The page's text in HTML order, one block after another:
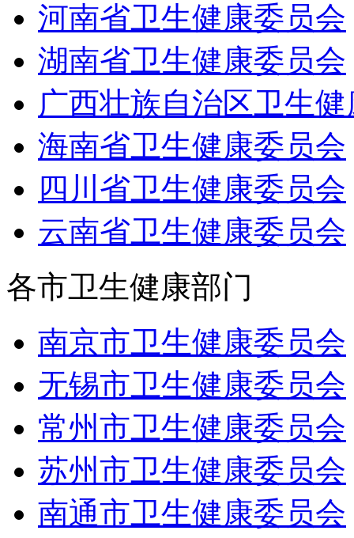
河南省卫生健康委员会
湖南省卫生健康委员会
广西壮族自治区卫生
海南省卫生健康委员会
四川省卫生健康委员会
云南省卫生健康委员会
各市卫生健康部门
南京市卫生健康委员会
无锡市卫生健康委员会
常州市卫生健康委员会
苏州市卫生健康委员会
南通市卫生健康委员会